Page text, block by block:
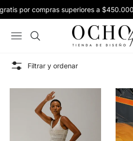
por compras superiores a $450.000
Navigation
Filtrar y ordenar